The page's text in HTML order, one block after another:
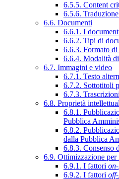
6.5.5. Content
6.5.6.
6.6. Documenti
6.6.1. I
6.6.2. Tipi di
6.6.3. Formato
6.6.4. Modalità
6.7. Immagini e video
6.7.1. Testo
6.7.2. Sottotitoli
6.7.3.
6.8. Proprietà
6.8.1.
Pubblica
6.8.2.
dalla Pubblica
6.8.3. Consenso
6.9. Ottimizzazione
6.9.1. I fattori
6.9.2. I fattori